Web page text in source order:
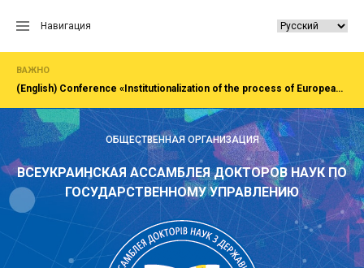
Навигация
ВАЖНО
(English) Сonference «Institutionalization of the process of European integration of society, economy, administration»Rivne, National University of water and EnvironmentFirst All-Ukrainian Congress of doctors in public administration
ОБЩЕСТВЕННАЯ ОРГАНИЗАЦИЯ
ВСЕУКРАИНСКАЯ АССАМБЛЕЯ ДОКТОРОВ НАУК ПО
ГОСУДАРСТВЕННОМУ УПРАВЛЕНИЮ